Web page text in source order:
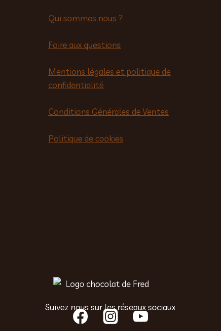
Qui sommes nous ?
Foire aux questions
Mentions légales et politique de
confidentialité
Conditions Générales de Ventes
Politique de cookies
Suivez nous sur les réseaux sociaux